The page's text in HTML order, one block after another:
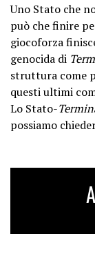
Uno Stato che
può che finire
giocoforza
genocida di
struttura come
questi ultimi
Lo Stato-
possiamo